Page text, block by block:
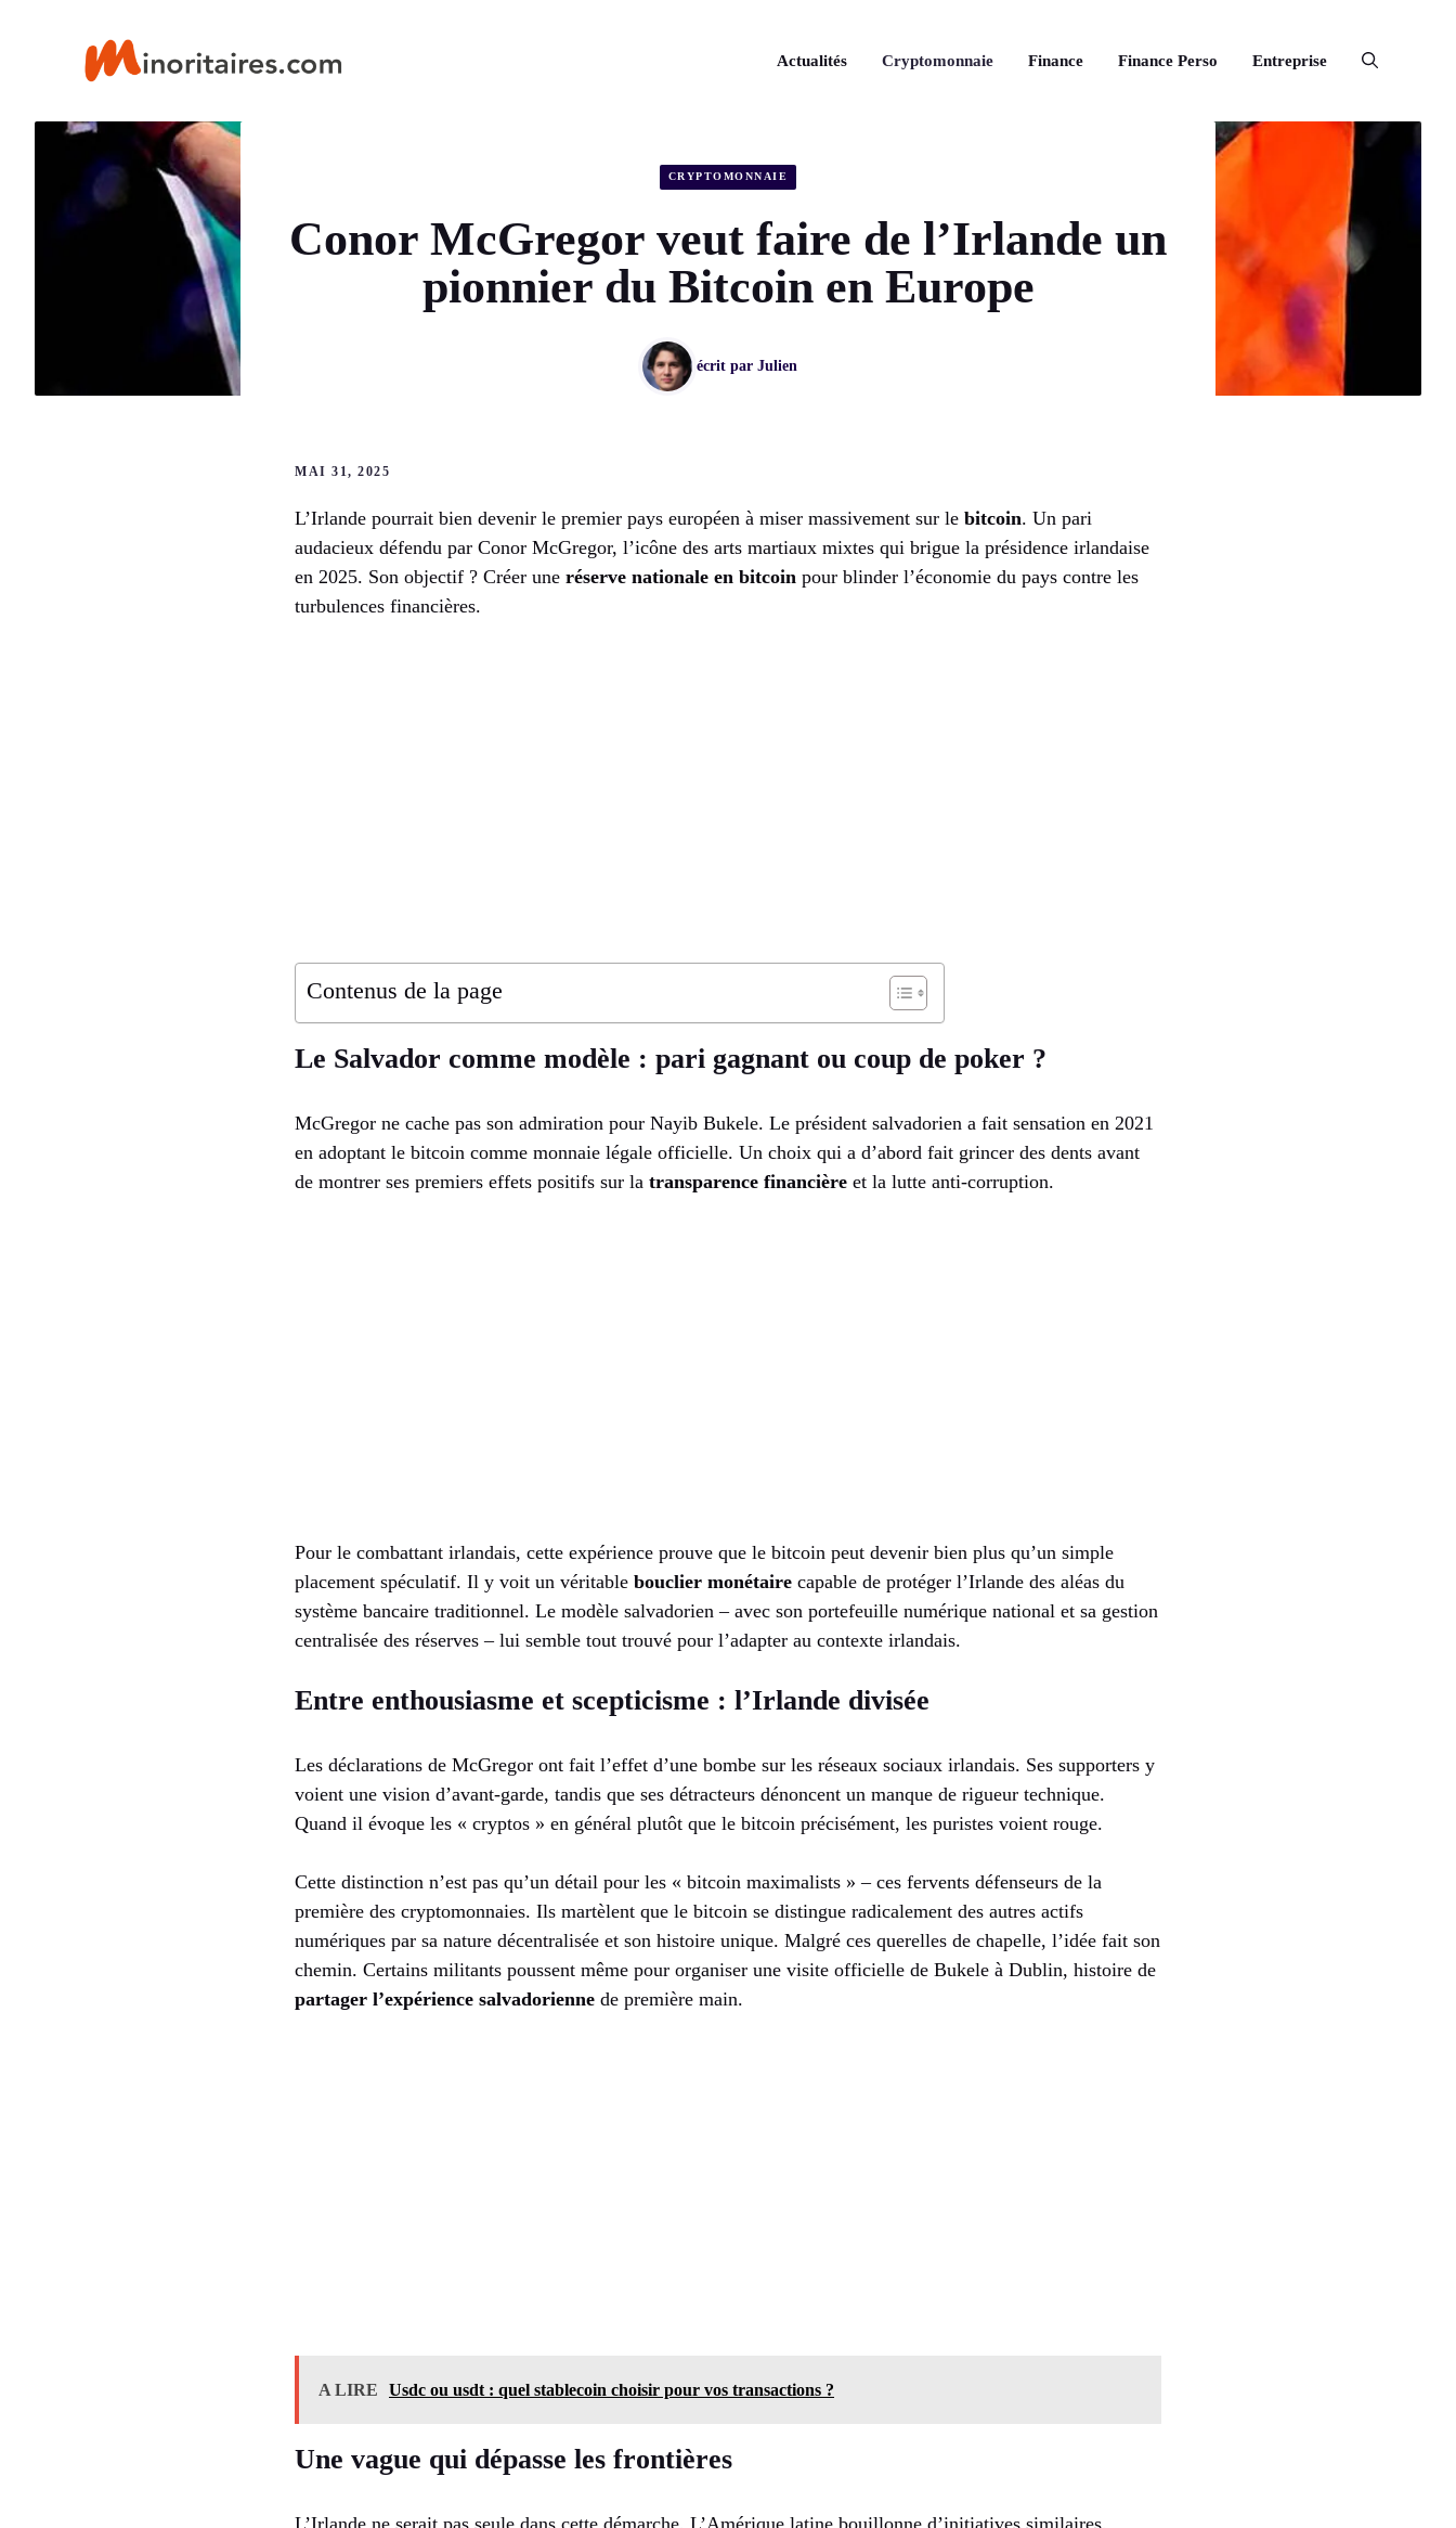
Actualités Cryptomonnaie Finance Finance Perso Entreprise
CRYPTOMONNAIE
Conor McGregor veut faire de l’Irlande un
pionnier du Bitcoin en Europe
écrit par Julien
MAI 31, 2025
L’Irlande pourrait bien devenir le premier pays européen à miser massivement sur le bitcoin. Un pari
audacieux défendu par Conor McGregor, l’icône des arts martiaux mixtes qui brigue la présidence irlandaise
en 2025. Son objectif ? Créer une réserve nationale en bitcoin pour blinder l’économie du pays contre les
turbulences financières.
Contenus de la page
Le Salvador comme modèle : pari gagnant ou coup de poker ?
McGregor ne cache pas son admiration pour Nayib Bukele. Le président salvadorien a fait sensation en 2021
en adoptant le bitcoin comme monnaie légale officielle. Un choix qui a d’abord fait grincer des dents avant
de montrer ses premiers effets positifs sur la transparence financière et la lutte anti-corruption.
Pour le combattant irlandais, cette expérience prouve que le bitcoin peut devenir bien plus qu’un simple
placement spéculatif. Il y voit un véritable bouclier monétaire capable de protéger l’Irlande des aléas du
système bancaire traditionnel. Le modèle salvadorien – avec son portefeuille numérique national et sa gestion
centralisée des réserves – lui semble tout trouvé pour l’adapter au contexte irlandais.
Entre enthousiasme et scepticisme : l’Irlande divisée
Les déclarations de McGregor ont fait l’effet d’une bombe sur les réseaux sociaux irlandais. Ses supporters y
voient une vision d’avant-garde, tandis que ses détracteurs dénoncent un manque de rigueur technique.
Quand il évoque les « cryptos » en général plutôt que le bitcoin précisément, les puristes voient rouge.
Cette distinction n’est pas qu’un détail pour les « bitcoin maximalists » – ces fervents défenseurs de la
première des cryptomonnaies. Ils martèlent que le bitcoin se distingue radicalement des autres actifs
numériques par sa nature décentralisée et son histoire unique. Malgré ces querelles de chapelle, l’idée fait son
chemin. Certains militants poussent même pour organiser une visite officielle de Bukele à Dublin, histoire de
partager l’expérience salvadorienne de première main.
A LIRE Usdc ou usdt : quel stablecoin choisir pour vos transactions ?
Une vague qui dépasse les frontières
L’Irlande ne serait pas seule dans cette démarche. L’Amérique latine bouillonne d’initiatives similaires.